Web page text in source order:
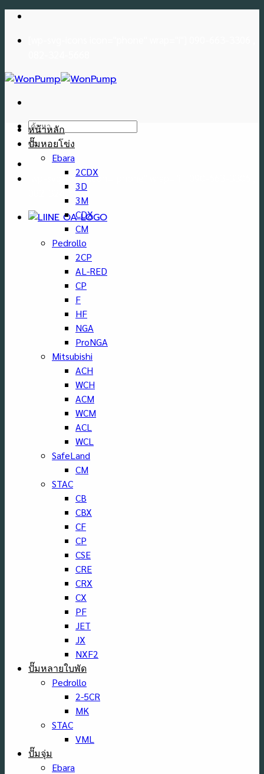
Skip
content
ค้นหา:
[wp-svg-icons icon="phone" wrap="i"] 090-663-3306 ,
082-324-5668
หน้าหลัก
ปั๊มหอยโข่ง
Ebara
2CDX
3D
3M
CDX
CM
Pedrollo
2CP
AL-RED
CP
F
HF
NGA
ProNGA
Mitsubishi
ACH
WCH
ACM
WCM
ACL
WCL
SafeLand
CM
STAC
CB
CBX
CF
CP
CSE
CRE
CRX
CX
PF
JET
JX
NXF2
ปั๊มหลายใบพัด
Pedrollo
2-5CR
MK
STAC
VML
ปั๊มจุ่ม
Ebara